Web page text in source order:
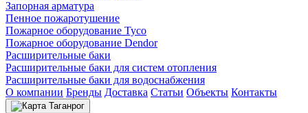
Запорная арматура
Пенное пожаротушение
Пожарное оборудование Tyco
Пожарное оборудование Dendor
Расширительные баки
Расширительные баки для систем отопления
Расширительные баки для водоснабжения
О компании Бренды Доставка Статьи Объекты Контакты
Таганрог